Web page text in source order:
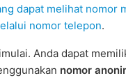
dapat melihat nomor
nomor telepon.
Anda dapat
nomor